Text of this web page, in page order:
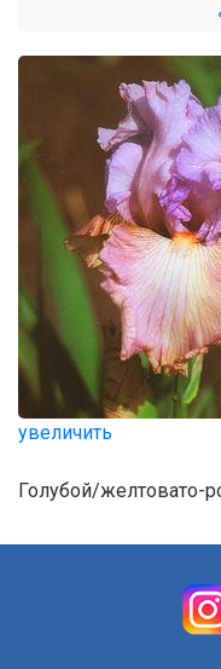
увеличить
Голубой/желтовато-